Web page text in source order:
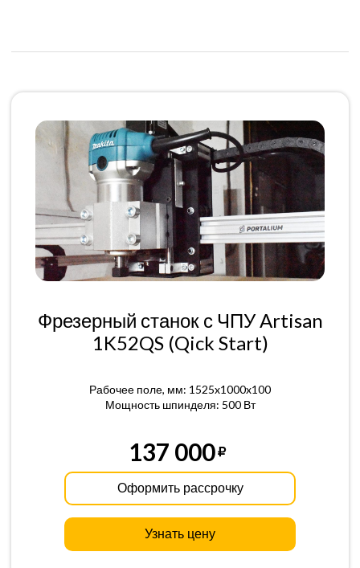
Фрезерный станок с ЧПУ Artisan
1K52QS (Qick Start)
Рабочее поле, мм: 1525x1000x100
Мощность шпинделя: 500 Вт
137 000
Оформить рассрочку
Узнать цену